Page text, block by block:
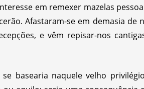
em remexer mazelas
Afastaram-se em demasia de
e vêm repisar-nos
basearia naquele velho